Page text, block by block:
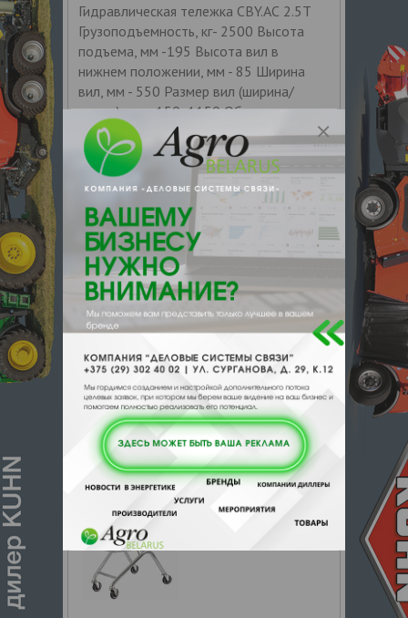
Гидравлическая тележка СBY.АС 2.5Т
Грузоподъемность, кг- 2500 Высота
подъема, мм -195 Высота вил в
нижнем положении, мм - 85 Ширина
вил, мм - 550 Размер вил (ширина/
длина), мм - 150х1150 Общая длина,
мм - 1580 Вес, кг - 70 Отличительные
особенности
Зонт торговый
Зонт торговый Размер: 3х3, 4х4 (цвет
жёлтый)